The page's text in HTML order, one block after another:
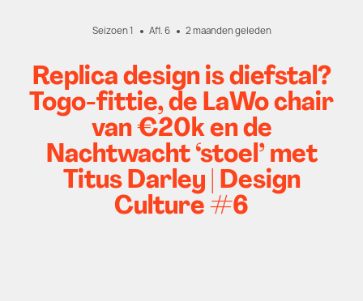
Seizoen 1 Afl. 6 2 maanden geleden
Replica design is diefstal?
Togo-fittie, de LaWo chair
van €20k en de
Nachtwacht ‘stoel’ met
Titus Darley | Design
Culture #6